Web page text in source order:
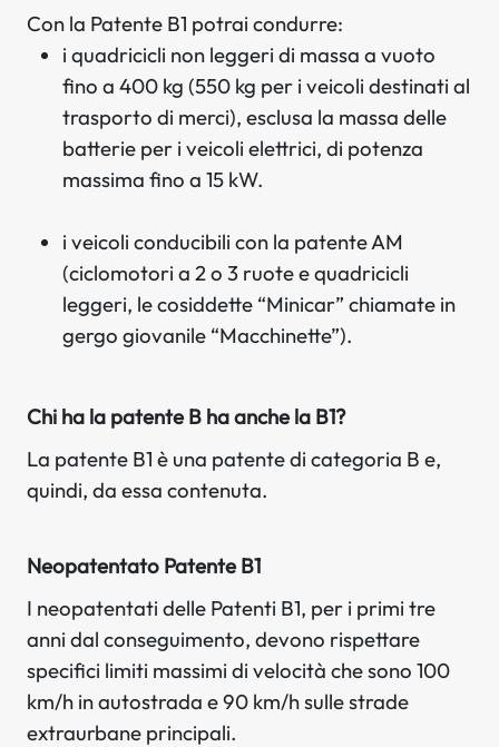
Con la Patente B1 potrai condurre:
i quadricicli non leggeri di massa a vuoto
fino a 400 kg (550 kg per i veicoli destinati al
trasporto di merci), esclusa la massa delle
batterie per i veicoli elettrici, di potenza
massima fino a 15 kW.
i veicoli conducibili con la patente AM
(ciclomotori a 2 o 3 ruote e quadricicli
leggeri, le cosiddette “Minicar” chiamate in
gergo giovanile “Macchinette”).
Chi ha la patente B ha anche la B1?
La patente B1 è una patente di categoria B e,
quindi, da essa contenuta.
Neopatentato Patente B1
I neopatentati delle Patenti B1, per i primi tre
anni dal conseguimento, devono rispettare
specifici limiti massimi di velocità che sono 100
km/h in autostrada e 90 km/h sulle strade
extraurbane principali.